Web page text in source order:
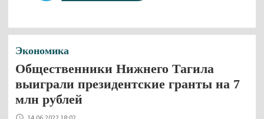
Экономика
Общественники Нижнего Тагила
выиграли президентские гранты на 7
млн рублей